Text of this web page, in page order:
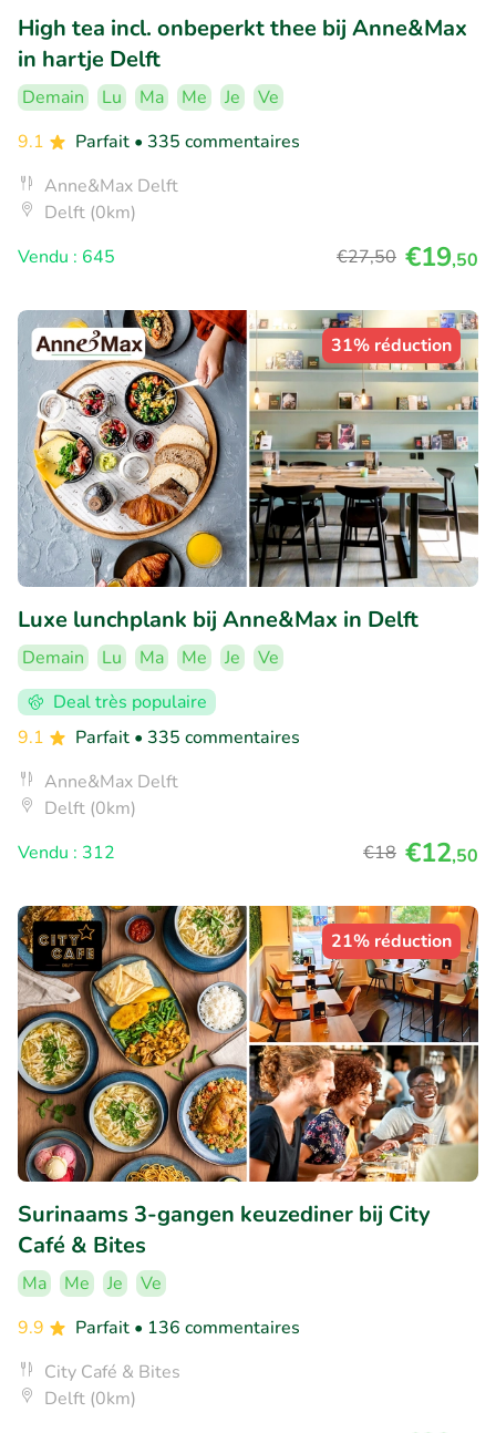
High tea incl. onbeperkt thee bij Anne&Max
in hartje Delft
Demain Lu Ma Me Je
Ve
9.1
Parfait • 335 commentaires
Anne&Max Delft
Delft (0km)
Vendu : 645
€27,50 €19,50
31% réduction
Luxe lunchplank bij Anne&Max in Delft
Demain Lu Ma Me Je
Ve
Deal très populaire
9.1
Parfait • 335 commentaires
Anne&Max Delft
Delft (0km)
Vendu : 312
€18 €12,50
21% réduction
Surinaams 3-gangen keuzediner bij City
Café & Bites
Ma Me Je
Ve
9.9
Parfait • 136 commentaires
City Café & Bites
Delft (0km)